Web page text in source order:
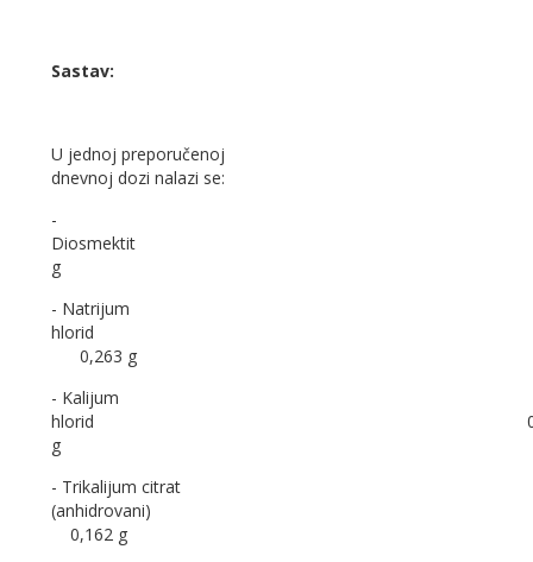
Sastav:
U jednoj preporučenoj
dnevnoj dozi nalazi se:
-
Diosmektit
g
- Natrijum
hlorid
0,263 g
- Kalijum
hlorid
g
- Trikalijum citrat
(anhidrovani)
0,162 g